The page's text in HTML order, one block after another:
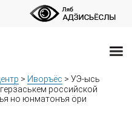
> Иворъёс > УЭ-ысь
российской
но юнматонъя ӧри